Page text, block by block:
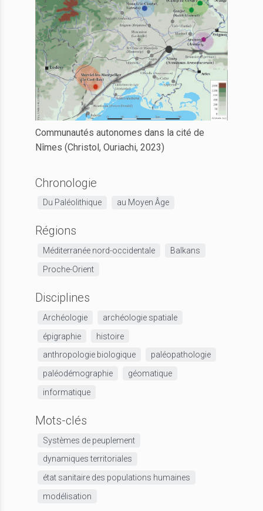
Communautés autonomes dans la cité de
Nîmes (Christol, Ouriachi, 2023)
Chronologie
Du Paléolithique au Moyen Âge
Régions
Méditerranée nord-occidentale
Balkans
Proche-Orient
Disciplines
Archéologie
archéologie spatiale
épigraphie
histoire
anthropologie biologique
paléopathologie
paléodémographie
géomatique
informatique
Mots-clés
Systèmes de peuplement
dynamiques territoriales
état sanitaire des populations humaines
modélisation